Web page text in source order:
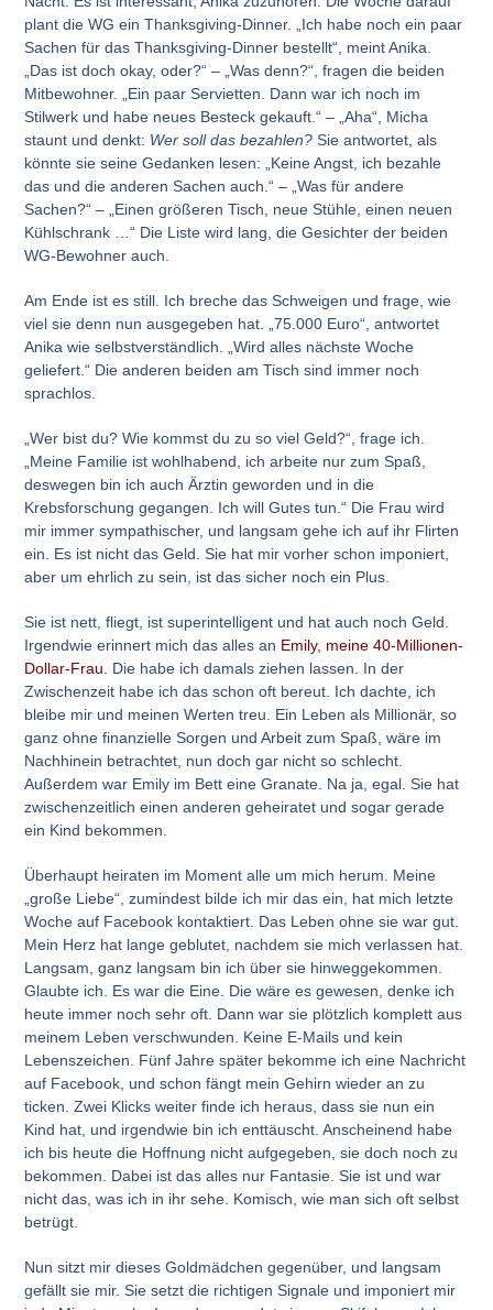
plant die WG ein Thanksgiving-Dinner. „Ich habe noch ein paar
Sachen für das Thanksgiving-Dinner bestellt“, meint Anika.
„Das ist doch okay, oder?“ – „Was denn?“, fragen die beiden
Mitbewohner. „Ein paar Servietten. Dann war ich noch im
Stilwerk und habe neues Besteck gekauft.“ – „Aha“, Micha
staunt und denkt: Wer soll das bezahlen? Sie antwortet, als
könnte sie seine Gedanken lesen: „Keine Angst, ich bezahle
das und die anderen Sachen auch.“ – „Was für andere
Sachen?“ – „Einen größeren Tisch, neue Stühle, einen neuen
Kühlschrank …“ Die Liste wird lang, die Gesichter der beiden
WG-Bewohner auch.
Am Ende ist es still. Ich breche das Schweigen und frage, wie
viel sie denn nun ausgegeben hat. „75.000 Euro“, antwortet
Anika wie selbstverständlich. „Wird alles nächste Woche
geliefert.“ Die anderen beiden am Tisch sind immer noch
sprachlos.
„Wer bist du? Wie kommst du zu so viel Geld?“, frage ich.
„Meine Familie ist wohlhabend, ich arbeite nur zum Spaß,
deswegen bin ich auch Ärztin geworden und in die
Krebsforschung gegangen. Ich will Gutes tun.“ Die Frau wird
mir immer sympathischer, und langsam gehe ich auf ihr Flirten
ein. Es ist nicht das Geld. Sie hat mir vorher schon imponiert,
aber um ehrlich zu sein, ist das sicher noch ein Plus.
Sie ist nett, fliegt, ist superintelligent und hat auch noch Geld.
Irgendwie erinnert mich das alles an Emily, meine 40-Millionen-
Dollar-Frau. Die habe ich damals ziehen lassen. In der
Zwischenzeit habe ich das schon oft bereut. Ich dachte, ich
bleibe mir und meinen Werten treu. Ein Leben als Millionär, so
ganz ohne finanzielle Sorgen und Arbeit zum Spaß, wäre im
Nachhinein betrachtet, nun doch gar nicht so schlecht.
Außerdem war Emily im Bett eine Granate. Na ja, egal. Sie hat
zwischenzeitlich einen anderen geheiratet und sogar gerade
ein Kind bekommen.
Überhaupt heiraten im Moment alle um mich herum. Meine
„große Liebe“, zumindest bilde ich mir das ein, hat mich letzte
Woche auf Facebook kontaktiert. Das Leben ohne sie war gut.
Mein Herz hat lange geblutet, nachdem sie mich verlassen hat.
Langsam, ganz langsam bin ich über sie hinweggekommen.
Glaubte ich. Es war die Eine. Die wäre es gewesen, denke ich
heute immer noch sehr oft. Dann war sie plötzlich komplett aus
meinem Leben verschwunden. Keine E-Mails und kein
Lebenszeichen. Fünf Jahre später bekomme ich eine Nachricht
auf Facebook, und schon fängt mein Gehirn wieder an zu
ticken. Zwei Klicks weiter finde ich heraus, dass sie nun ein
Kind hat, und irgendwie bin ich enttäuscht. Anscheinend habe
ich bis heute die Hoffnung nicht aufgegeben, sie doch noch zu
bekommen. Dabei ist das alles nur Fantasie. Sie ist und war
nicht das, was ich in ihr sehe. Komisch, wie man sich oft selbst
betrügt.
Nun sitzt mir dieses Goldmädchen gegenüber, und langsam
gefällt sie mir. Sie setzt die richtigen Signale und imponiert mir